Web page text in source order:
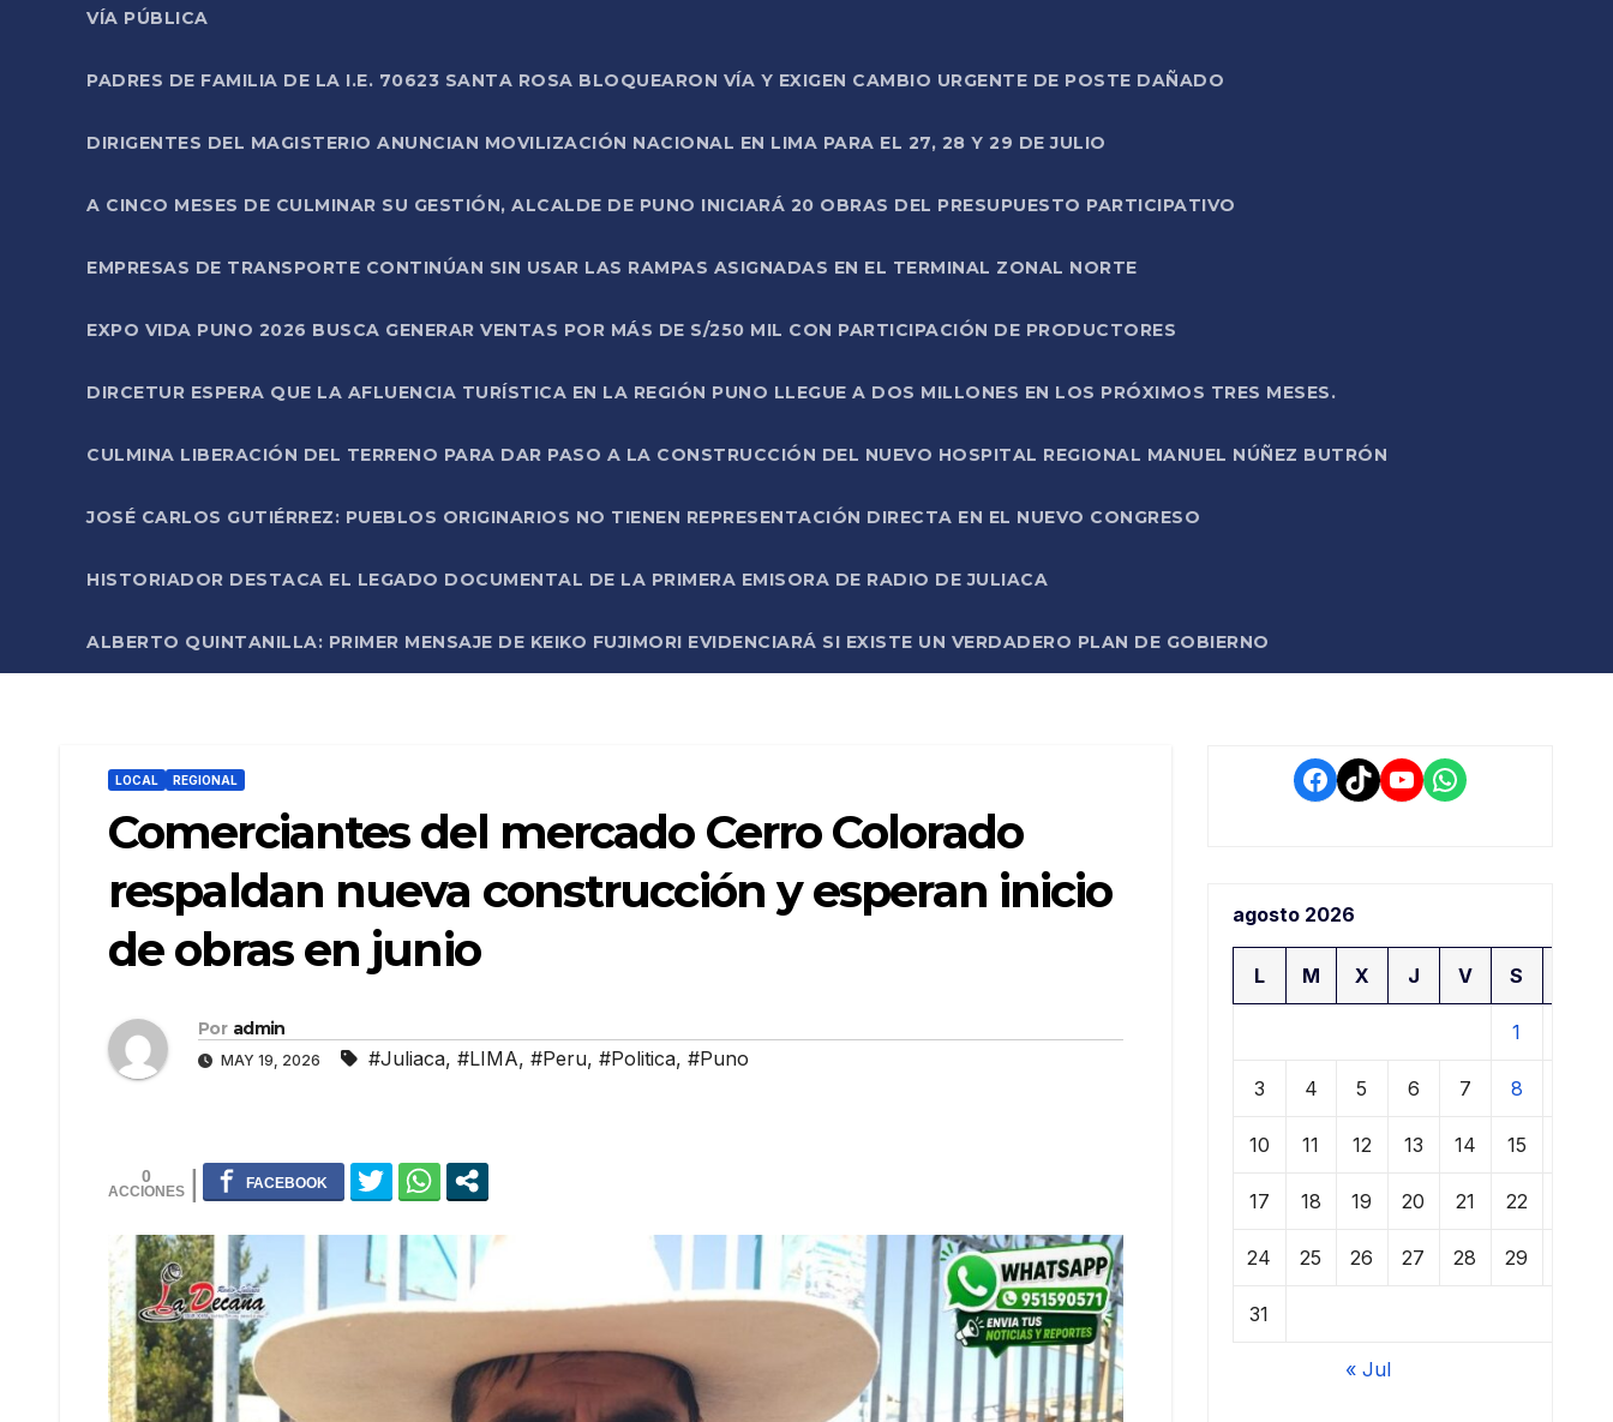
VÍA PÚBLICA
PADRES DE FAMILIA DE LA I.E. 70623 SANTA ROSA BLOQUEARON VÍA Y EXIGEN CAMBIO URGENTE DE POSTE DAÑADO
DIRIGENTES DEL MAGISTERIO ANUNCIAN MOVILIZACIÓN NACIONAL EN LIMA PARA EL 27, 28 Y 29 DE JULIO
A CINCO MESES DE CULMINAR SU GESTIÓN, ALCALDE DE PUNO INICIARÁ 20 OBRAS DEL PRESUPUESTO PARTICIPATIVO
EMPRESAS DE TRANSPORTE CONTINÚAN SIN USAR LAS RAMPAS ASIGNADAS EN EL TERMINAL ZONAL NORTE
EXPO VIDA PUNO 2026 BUSCA GENERAR VENTAS POR MÁS DE S/250 MIL CON PARTICIPACIÓN DE PRODUCTORES
DIRCETUR ESPERA QUE LA AFLUENCIA TURÍSTICA EN LA REGIÓN PUNO LLEGUE A DOS MILLONES EN LOS PRÓXIMOS TRES MESES.
CULMINA LIBERACIÓN DEL TERRENO PARA DAR PASO A LA CONSTRUCCIÓN DEL NUEVO HOSPITAL REGIONAL MANUEL NÚÑEZ BUTRÓN
JOSÉ CARLOS GUTIÉRREZ: PUEBLOS ORIGINARIOS NO TIENEN REPRESENTACIÓN DIRECTA EN EL NUEVO CONGRESO
HISTORIADOR DESTACA EL LEGADO DOCUMENTAL DE LA PRIMERA EMISORA DE RADIO DE JULIACA
ALBERTO QUINTANILLA: PRIMER MENSAJE DE KEIKO FUJIMORI EVIDENCIARÁ SI EXISTE UN VERDADERO PLAN DE GOBIERNO
LOCAL REGIONAL
Comerciantes del mercado Cerro Colorado
respaldan nueva construcción y esperan inicio
de obras en junio
Por admin
MAY 19, 2026 #Juliaca, #LIMA, #Peru, #Politica, #Puno
0
Facebook
TikTokYouTube
WhatsApp
agosto 2026
L M X J V S
1
3 4 5 6 7 8
10 11 12 13 14 15
17 18 19 20 21 22
24 25 26 27 28 29
31
« Jul